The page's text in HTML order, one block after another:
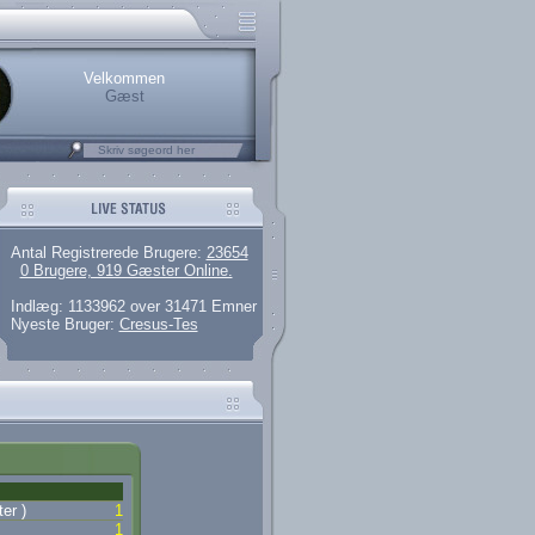
brugere
artikler og 135 guides
her.
Velkommen
Gæst
Antal Registrerede Brugere: 23654
0 Brugere, 919 Gæster Online.
Indlæg: 1133962 over 31471 Emner
Nyeste Bruger: Cresus-Tes
)
1
1